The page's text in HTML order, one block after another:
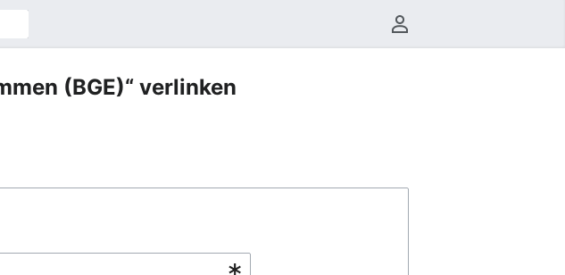
Benutzermenü
(BGE)“ verlinken